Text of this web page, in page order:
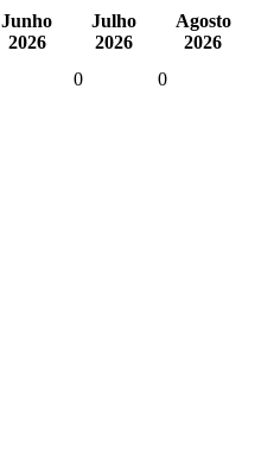
Junho
2026
Julho
2026
Agosto
2026
0 0